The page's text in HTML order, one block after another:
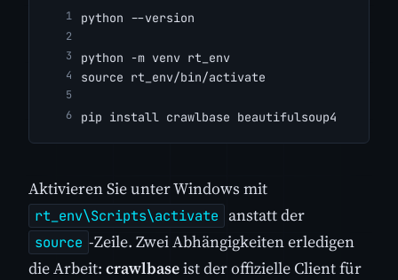
python --version
python -m venv rt_env
source rt_env/bin/activate
pip install crawlbase beautifulsoup4
Aktivieren Sie unter Windows mit
rt_env\Scripts\activate anstatt der
source -Zeile. Zwei Abhängigkeiten erledigen
die Arbeit: crawlbaseist der offizielle Client für